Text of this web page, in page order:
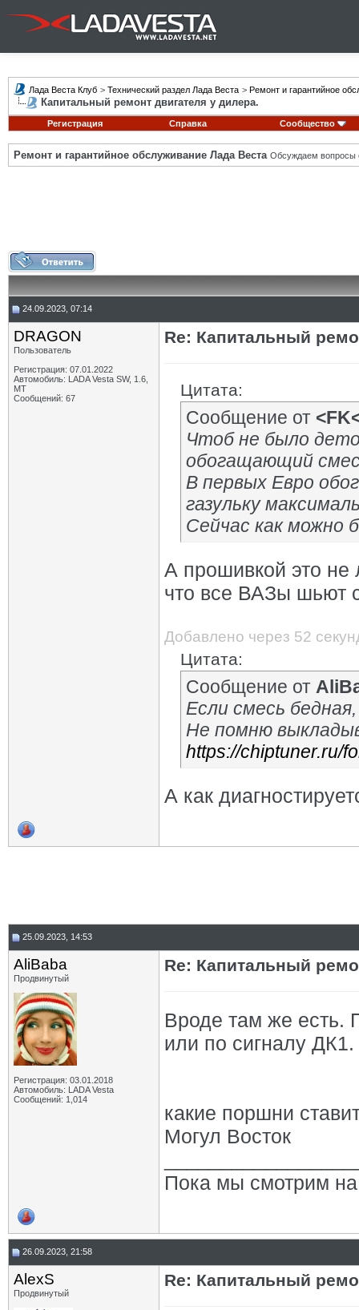
Лада Веста Клуб > Технический раздел Лада Веста > Ремонт и гарантийное
Капитальный ремонт двигателя у дилера.
Регистрация Справка Сообщество
Ремонт и гарантийное обслуживание Лада Веста Обсуждаем вопросы
24.09.2023, 07:14
DRAGON
Пользователь
Регистрация: 07.01.2022
Автомобиль: LADA Vesta SW, 1.6,
МТ
Сообщений: 67
Re: Капитальный
Цитата:
Сообщение от
Чтоб не было
обогащающий
В первых Евро
газульку
Сейчас как
А прошивкой это не
что все ВАЗы шьют
Добавлено через 52
Цитата:
Сообщение от
Если смесь
Не помню
https://chiptuner.ru/
А как
25.09.2023, 14:53
AliBaba
Продвинутый
Регистрация: 03.01.2018
Автомобиль: LADA Vesta
Сообщений: 1,014
Re: Капитальный
Вроде там же есть.
или по сигналу ДК1.
какие поршни
Могул Восток
Пока мы смотрим
26.09.2023, 21:58
AlexS
Продвинутый
Re: Капитальный